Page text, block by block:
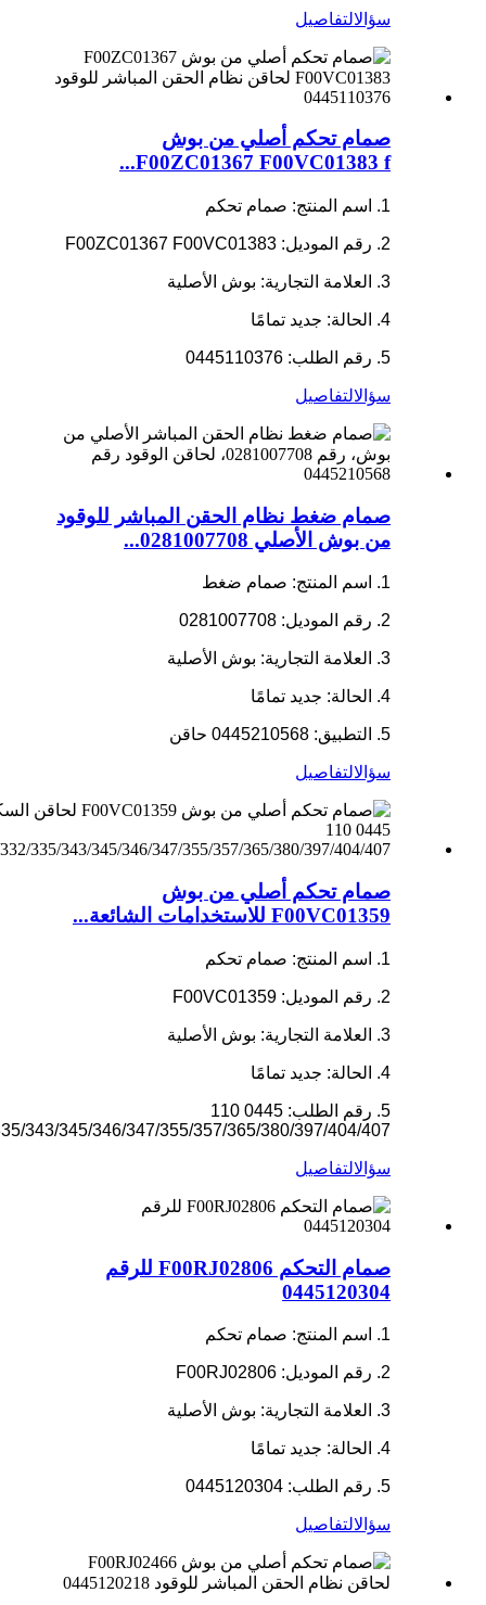
سؤالالتفاصيل
صمام تحكم أصلي من بوش
F00ZC01367 F00VC01383 f...
1. اسم المنتج: صمام تحكم
2. رقم الموديل: F00ZC01367 F00VC01383
3. العلامة التجارية: بوش الأصلية
4. الحالة: جديد تمامًا
5. رقم الطلب: 0445110376
سؤالالتفاصيل
صمام ضغط نظام الحقن المباشر للوقود
من بوش الأصلي 0281007708...
1. اسم المنتج: صمام ضغط
2. رقم الموديل: 0281007708
3. العلامة التجارية: بوش الأصلية
4. الحالة: جديد تمامًا
5. التطبيق: 0445210568 حاقن
سؤالالتفاصيل
صمام تحكم أصلي من بوش
F00VC01359 للاستخدامات الشائعة...
1. اسم المنتج: صمام تحكم
2. رقم الموديل: F00VC01359
3. العلامة التجارية: بوش الأصلية
4. الحالة: جديد تمامًا
5. رقم الطلب: 0445 110
343/345/346/347/355/357/365/380/397/404/407
سؤالالتفاصيل
صمام التحكم F00RJ02806 للرقم
0445120304
1. اسم المنتج: صمام تحكم
2. رقم الموديل: F00RJ02806
3. العلامة التجارية: بوش الأصلية
4. الحالة: جديد تمامًا
5. رقم الطلب: 0445120304
سؤالالتفاصيل